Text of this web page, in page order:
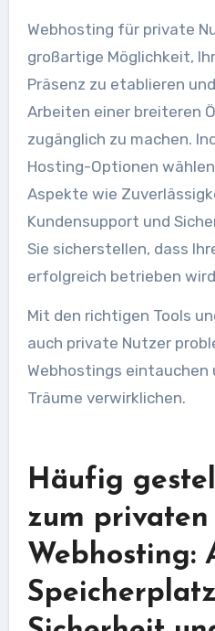
Webhosting für private
großartige Möglichkeit,
Präsenz zu etablieren
Arbeiten einer breiteren
zugänglich zu machen.
Hosting-Optionen
Aspekte wie
Kundensupport und
Sie sicherstellen, dass
erfolgreich betrieben
Mit den richtigen Tools
auch private Nutzer
Webhostings eintauchen
Träume verwirklichen.
Häufig
zum privaten
Webhosting: